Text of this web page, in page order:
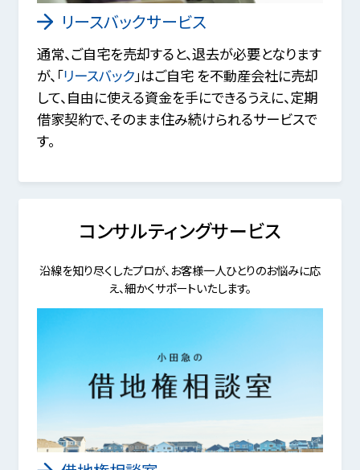
リースバックサービス
通常、ご自宅を売却すると、退去が必要となります
が、「リースバック」はご自宅 を不動産会社に売却
して、自由に使える資金を手にできるうえに、定期
借家契約で、そのまま住み続けられるサービスで
す。
コンサルティングサービス
沿線を知り尽くしたプロが、お客様一人ひとりのお悩みに応
え、細かくサポートいたします。